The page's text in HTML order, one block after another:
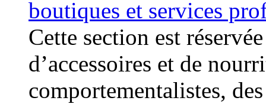
boutiques et services
Cette section est
d’accessoires et de
comportementalistes,